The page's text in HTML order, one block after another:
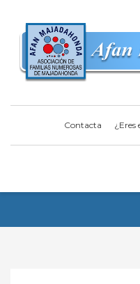
Contacta ¿Eres